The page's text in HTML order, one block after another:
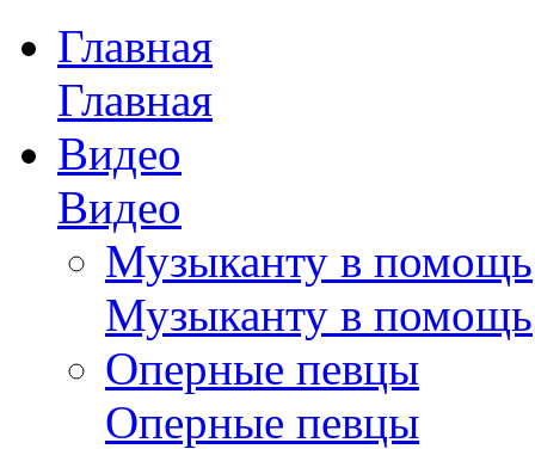
Главная
Главная
Видео
Видео
Музыканту в помощь
Музыканту в помощь
Оперные певцы
Оперные певцы